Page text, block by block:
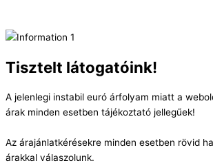
Tisztelt látogatóink!
A jelenlegi instabil euró árfolyam miatt a
árak minden esetben tájékoztató jellegűek!
Az árajánlatkérésekre minden esetben rövid
árakkal válaszolunk.